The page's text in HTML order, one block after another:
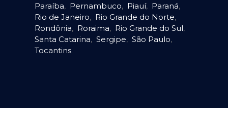
Paraíba, Pernambuco, Piauí, Paraná,
Rio de Janeiro, Rio Grande do Norte,
Rondônia, Roraima, Rio Grande do Sul,
Santa Catarina, Sergipe, São Paulo,
Tocantins.